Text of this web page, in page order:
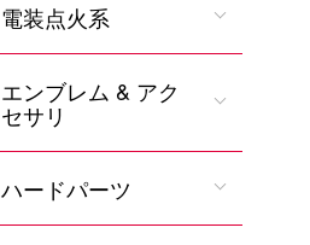
電装点火系
エンブレム & アク
セサリ
ハードパーツ